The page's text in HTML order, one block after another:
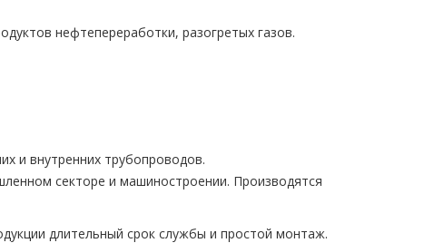
нефтепереработки, разогретых газов.
и внутренних трубопроводов.
секторе и машиностроении. Производятся
длительный срок службы и простой монтаж.